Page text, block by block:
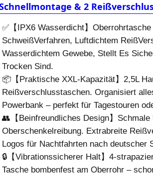
& 2
✅【IPX6 Wasserdicht】
SchweißVerfahren, Luftdichtem
Wasserdichtem Gewebe, Stellt Es
Trocken Sind.
📦【Praktische XXL-Kapazität】2,5L
Reißverschlusstaschen. Organisiert
Powerbank – perfekt für Tagestouren
👥【Beinfreundliches Design】
Oberschenkelreibung. Extrabreite
Logos für Nachtfahrten nach deutscher
🔒【Vibrationssicherer Halt】4-
Tasche bombenfest am Oberrohr –